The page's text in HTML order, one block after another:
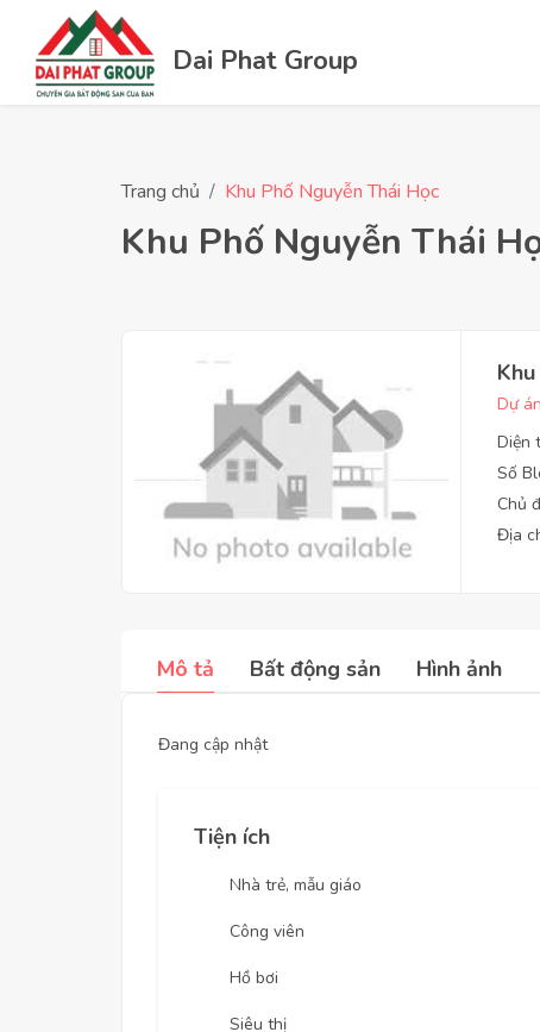
Dai Phat Group
Trang chủ Khu Phố Nguyễn Thái Học
Khu Phố Nguyễn Thái
Dự
Diện
Số
Chủ
Địa
Mô tả Bất động sản Hình ảnh
Đang cập nhật
Tiện ích
Nhà trẻ, mẫu giáo
Công viên
Hồ bơi
Siêu thị